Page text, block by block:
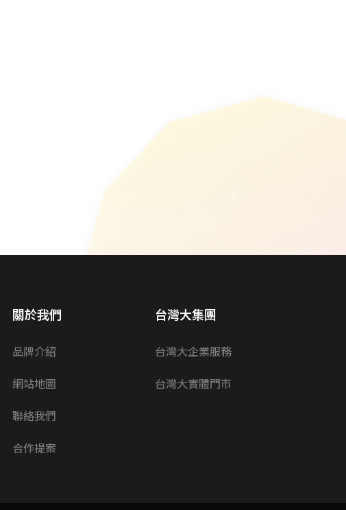
關於我們
品牌介紹
網站地圖
聯絡我們
合作提案
台灣大集團
台灣大企業服務
台灣大實體門市